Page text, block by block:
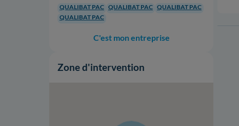
QUALIBAT PAC QUALIBAT PAC QUALIBAT PAC
QUALIBAT PAC
C'est mon entreprise
Zone d'intervention